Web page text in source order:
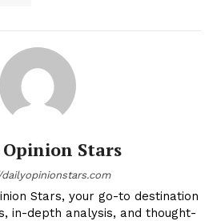
Stars
Stars, your go-to destination
in-depth analysis, and thought-